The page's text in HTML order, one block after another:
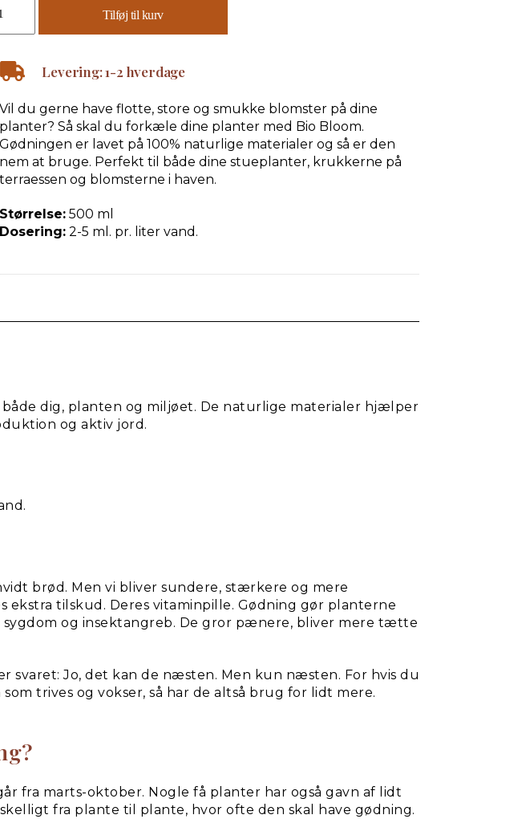
Tilføj til kurv
Levering: 1-2 hverdage
Vil du gerne have flotte, store og smukke blomster på dine
planter? Så skal du forkæle dine planter med Bio Bloom.
Gødningen er lavet på 100% naturlige materialer og så er den
nem at bruge. Perfekt til både dine stueplanter, krukkerne på
terraessen og blomsterne i haven.
Størrelse: 500 ml
Dosering: 2-5 ml. pr. liter vand.
dig, planten og miljøet. De naturlige materialer hjælper
og aktiv jord.
brød. Men vi bliver sundere, stærkere og mere
ekstra tilskud. Deres vitaminpille. Gødning gør planterne
og insektangreb. De gror pænere, bliver mere tætte
svaret: Jo, det kan de næsten. Men kun næsten. For hvis du
trives og vokser, så har de altså brug for lidt mere.
fra marts-oktober. Nogle få planter har også gavn af lidt
fra plante til plante, hvor ofte den skal have gødning.